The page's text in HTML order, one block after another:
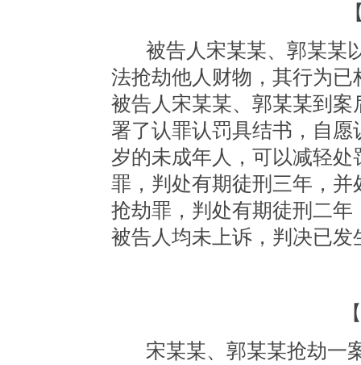
被告人宋某某、郭某某
法抢劫他人财物，其行为
被告人宋某某、郭某某到
署了认罪认罚具结书，自
岁的未成年人，可以减轻
罪，判处有期徒刑三年，
抢劫罪，判处有期徒刑二
被告人均未上诉，判决已发
宋某某、郭某某抢劫一